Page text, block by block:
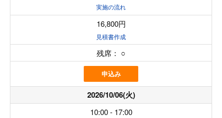
実施の流れ
16,800円
見積書作成
残席： ○
申込み
2026/10/06(火)
10:00 - 17:00